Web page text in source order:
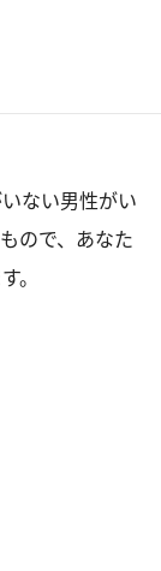
ない男性がい
ので、あなた
。